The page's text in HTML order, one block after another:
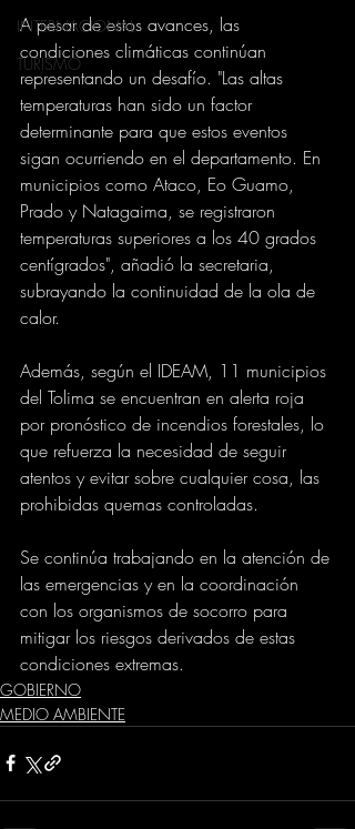
INTERNACIONAL
TURISMO
A pesar de estos avances, las
condiciones climáticas continúan
representando un desafío. "Las altas
temperaturas han sido un factor
determinante para que estos eventos
sigan ocurriendo en el departamento. En
municipios como Ataco, Eo Guamo,
Prado y Natagaima, se registraron
temperaturas superiores a los 40 grados
centígrados", añadió la secretaria,
subrayando la continuidad de la ola de
calor.
Además, según el IDEAM, 11 municipios
del Tolima se encuentran en alerta roja
por pronóstico de incendios forestales, lo
que refuerza la necesidad de seguir
atentos y evitar sobre cualquier cosa, las
prohibidas quemas controladas.
Se continúa trabajando en la atención de
las emergencias y en la coordinación
con los organismos de socorro para
mitigar los riesgos derivados de estas
condiciones extremas.
GOBIERNO
MEDIO AMBIENTE